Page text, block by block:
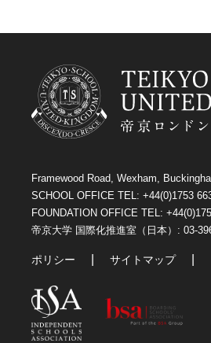
Framewood Road, Wexham,
SCHOOL OFFICE TEL: +44(0)1753
FOUNDATION OFFICE TEL:
帝京大学 国際化推進室（日本）: 03-
ポリシー サイトマップ